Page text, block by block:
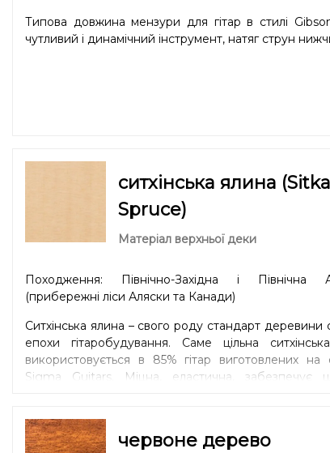
Типова довжина мензури для гітар в стилі
чутливий і динамічний інструмент, натяг струн
ситхінська ялина (Sitka
Spruce)
Матеріал верхньої деки
Походження: Північно-Західна і Північна
(прибережні ліси Аляски та Канади)
Ситхінська ялина – свого роду стандарт деревини
епохи гітаробудування. Саме цільна
використовується в 85% гітар виготовлених на
Sigma Guitars. Міцна, еластична, забезпечує
зменшених форм 00 / Parlor або 000 / OM /
Деревина однаково добре підійде для гри
червоне дерево